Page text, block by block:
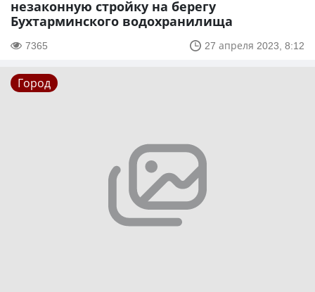
незаконную стройку на берегу
Бухтарминского водохранилища
7365 27 апреля 2023, 8:12
Город